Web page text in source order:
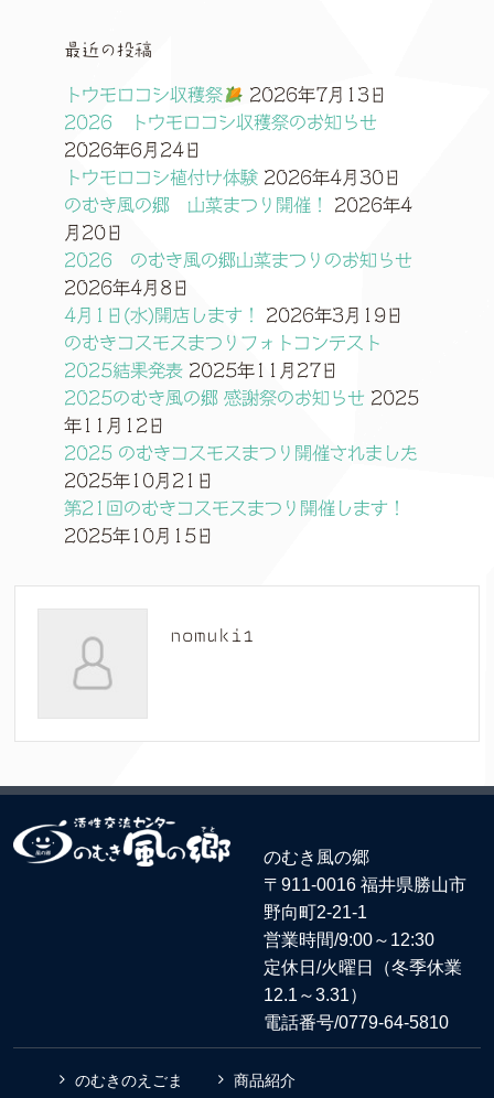
最近の投稿
トウモロコシ収穫祭
2026年7月13日
2026 トウモロコシ収穫祭のお知らせ
2026年6月24日
トウモロコシ植付け体験 2026年4月30日
のむき風の郷 山菜まつり開催！
2026年4
月20日
2026 のむき風の郷山菜まつりのお知らせ
2026年4月8日
4月1日(水)開店します！
2026年3月19日
のむきコスモスまつりフォトコンテスト
2025結果発表 2025年11月27日
2025のむき風の郷 感謝祭のお知らせ 2025
年11月12日
2025 のむきコスモスまつり開催されました
2025年10月21日
第21回のむきコスモスまつり開催します！
2025年10月15日
nomuki1
のむき風の郷
〒911-0016 福井県勝山市
野向町2-21-1
営業時間/9:00～12:30
定休日/火曜日（冬季休業
12.1～3.31）
電話番号/0779-64-5810
のむきのえごま 商品紹介